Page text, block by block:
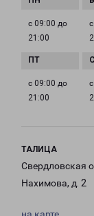
с 09:00 до
21:00
с 09:00 до
21:00
ТАЛИЦА
Свердловская
Нахимова, д. 2